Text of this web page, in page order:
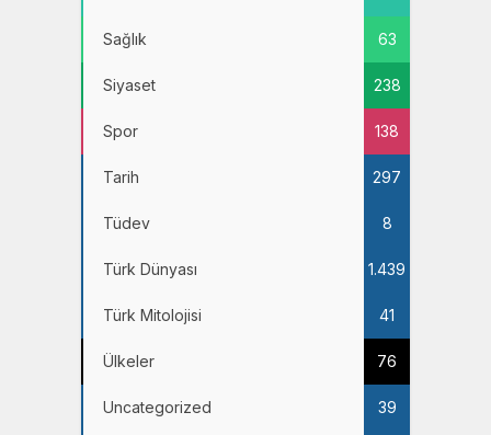
Sağlık 63
Siyaset 238
Spor 138
Tarih 297
Tüdev 8
Türk Dünyası 1.439
Türk Mitolojisi 41
Ülkeler 76
Uncategorized 39